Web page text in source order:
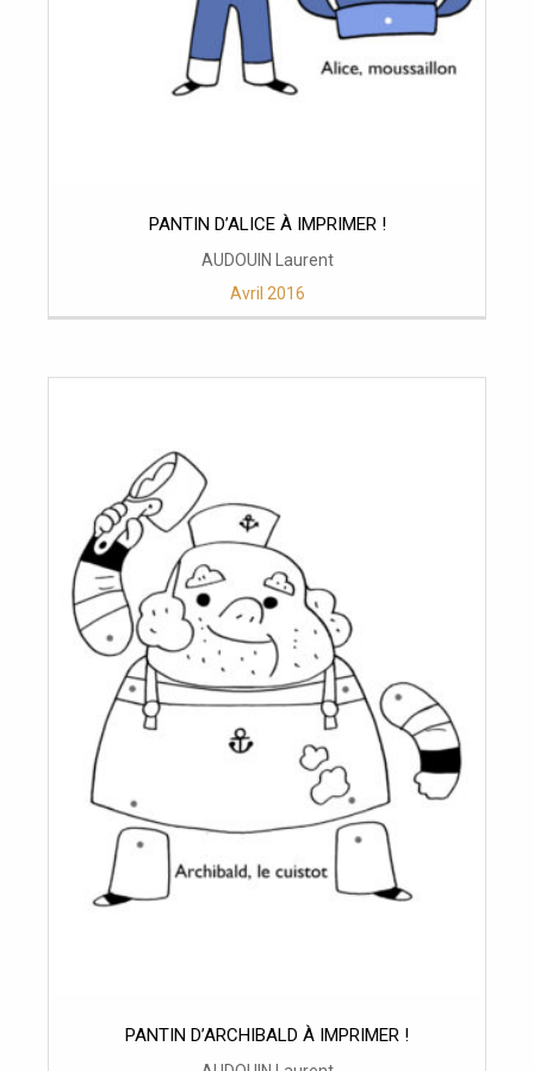
PANTIN D’ALICE À IMPRIMER !
AUDOUIN Laurent
Avril 2016
PANTIN D’ARCHIBALD À IMPRIMER !